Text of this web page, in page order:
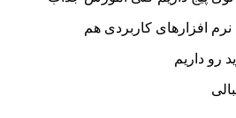
کاربردی هم